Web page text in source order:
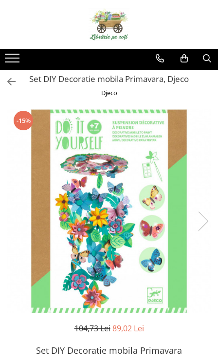
Set DIY Decoratie mobila Primavara, Djeco
Djeco
-15%
104,73 Lei 89,02 Lei
Set DIY Decoratie mobila Primavara